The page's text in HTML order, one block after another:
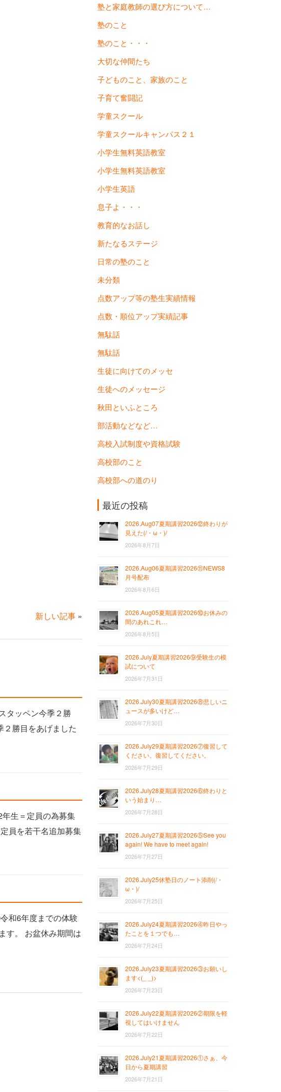
新しい記事»
タッペン今季２勝
勝目をあげました
生＝定員の為募集
員を若干名追加募集
和6年度までの体験
す。 お盆休み期間は
塾と家庭教師の選び方について…
塾のこと
塾のこと・・・
大切な仲間たち
子どものこと、家族のこと
子育て奮闘記
学童スクール
学童スクールキャンパス２１
小学生無料英語教室
小学生無料英語教室
小学生英語
息子よ・・・
教育的なお話し
新たなるステージ
日常の塾のこと
未分類
点数アップ等の塾生実績情報
点数・順位アップ実績記事
無駄話
無駄話
生徒に向けてのメッセ
生徒へのメッセージ
秋田といふところ
部活動などなど…
高校入試制度や資格試験
高校部のこと
高校部への道のり
最近の投稿
2026.Aug07夏期講習2026⑫終わりが
見えた(/・ω・)/
2026年8月7日
2026.Aug06夏期講習2026⑪NEWS8
月号配布
2026年8月6日
2026.Aug05夏期講習2026⑩お休みの
間のあれこれ…
2026年8月5日
2026.July夏期講習2026⑨受験生の模
試について
2026年7月31日
2026.July30夏期講習2026⑧悲しいニ
ュースが多いけど…
2026年7月30日
2026.July29夏期講習2026⑦復習して
ください。復習してください。
2026年7月29日
2026.July28夏期講習2026⑥終わりと
いう始まり…
2026年7月28日
2026.July27夏期講習2026⑤See you
again! We have to meet again!
2026年7月27日
2026.July25休塾日のノート添削(/・
ω・)/
2026年7月25日
2026.July24夏期講習2026④昨日やっ
たことを１つでも…
2026年7月24日
2026.July23夏期講習2026③お願いし
ます<(_ _)>
2026年7月23日
2026.July22夏期講習2026②期限を軽
視してはいけません
2026年7月22日
2026.July21夏期講習2026①さぁ、今
日から夏期講習
2026年7月21日